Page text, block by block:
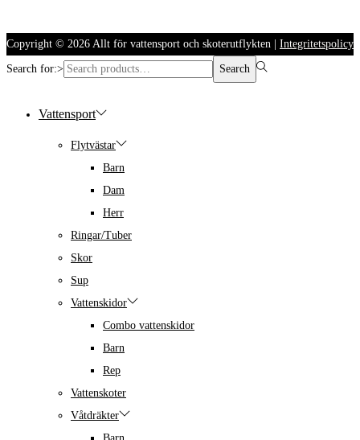
Copyright © 2026 Allt för vattensport och skoterutflykten Integritetspolicy
Search for:> Search
Vattensport
Flytvästar
Barn
Dam
Herr
Ringar/Tuber
Skor
Sup
Vattenskidor
Combo vattenskidor
Barn
Rep
Vattenskoter
Våtdräkter